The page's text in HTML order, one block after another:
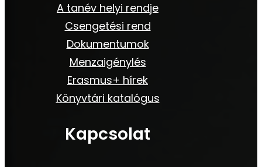
A tanév helyi rendje
Csengetési rend
Dokumentumok
Menzaigénylés
Erasmus+ hírek
Könyvtári katalógus
Kapcsolat